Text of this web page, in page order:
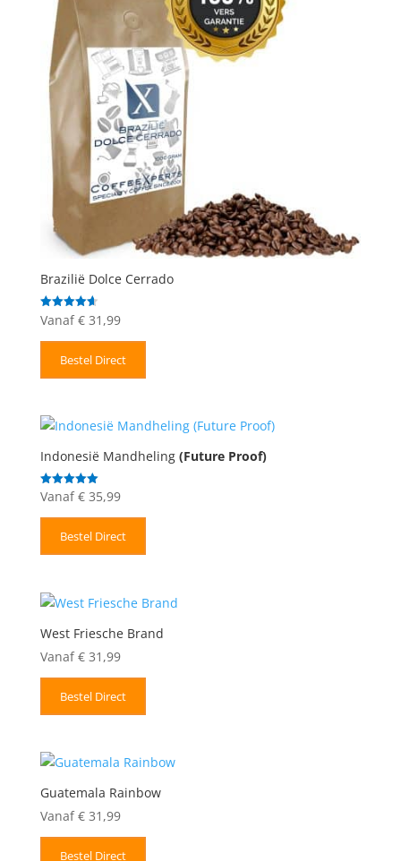
Brazilië Dolce Cerrado
Gewaardeerd
4.67
Vanaf €31,99
Bestel Direct
Indonesië Mandheling (Future Proof)
Gewaardeerd
5.00
uit 5
Vanaf €35,99
Bestel Direct
West Friesche Brand
Vanaf €31,99
Bestel Direct
Guatemala Rainbow
Vanaf €31,99
Bestel Direct